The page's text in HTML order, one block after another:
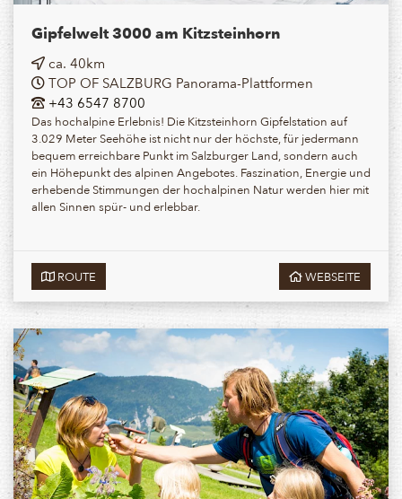
Gipfelwelt 3000 am Kitzsteinhorn
ca. 40km
TOP OF SALZBURG Panorama-Plattformen
+43 6547 8700
Das hochalpine Erlebnis! Die Kitzsteinhorn Gipfelstation auf
3.029 Meter Seehöhe ist nicht nur der höchste, für jedermann
bequem erreichbare Punkt im Salzburger Land, sondern auch
ein Höhepunkt des alpinen Angebotes. Faszination, Energie und
erhebende Stimmungen der hochalpinen Natur werden hier mit
allen Sinnen spür- und erlebbar.
ROUTE WEBSEITE